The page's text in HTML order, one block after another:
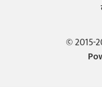
© 2015-